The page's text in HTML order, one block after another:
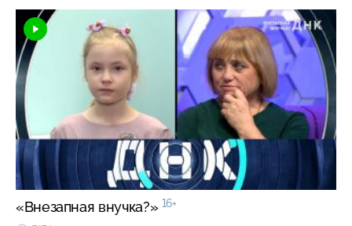
«Внезапная внучка?» 16+